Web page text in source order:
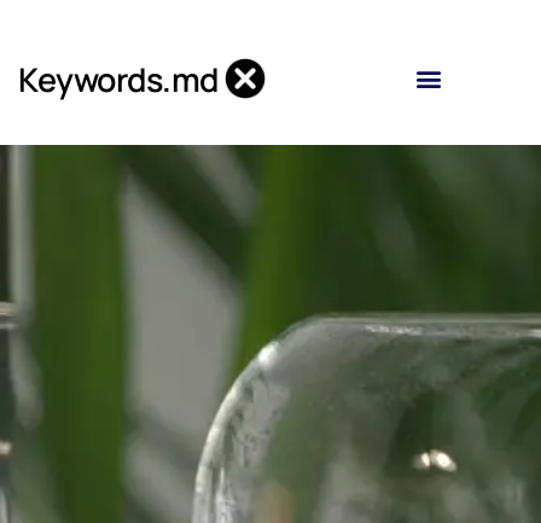
content
Keywords.md